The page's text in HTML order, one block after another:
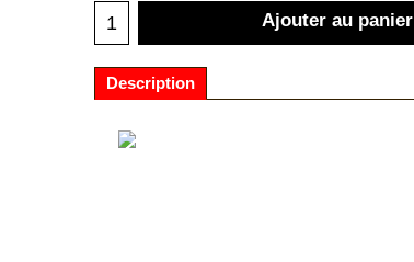
Ajouter au panier
Description